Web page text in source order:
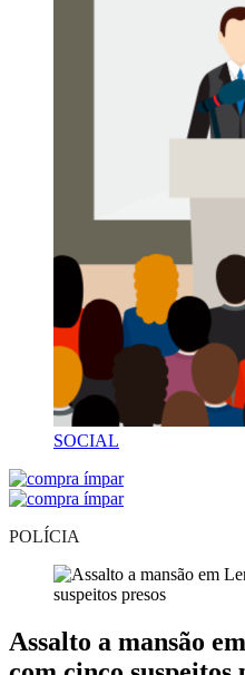
SOCIAL
POLÍCIA
Assalto a mansão